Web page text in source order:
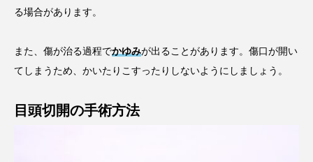
る場合があります。
また、傷が治る過程でかゆみが出ることがあります。傷口が開い
てしまうため、かいたりこすったりしないようにしましょう。
目頭切開の手術方法